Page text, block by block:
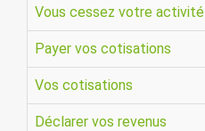
Vous cessez votre activité
Payer vos cotisations
Vos cotisations
Déclarer vos revenus